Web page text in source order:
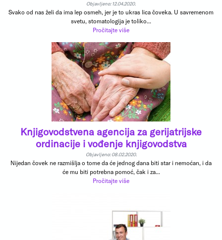
Objavljeno: 12.04.2020.
Svako od nas želi da ima lep osmeh, jer je to ukras lica čoveka. U savremenom
svetu, stomatologija je toliko...
Pročitajte više
Knjigovodstvena agencija za gerijatrijske
ordinacije i vođenje knjigovodstva
Objavljeno: 08.02.2020.
Nijedan čovek ne razmišlja o tome da će jednog dana biti star i nemoćan, i da
će mu biti potrebna pomoć, čak i za...
Pročitajte više